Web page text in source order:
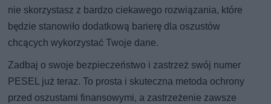
nie skorzystasz z bardzo ciekawego rozwiązania, które
będzie stanowiło dodatkową barierę dla oszustów
chcących wykorzystać Twoje dane.
Zadbaj o swoje bezpieczeństwo i zastrzeż swój numer
PESEL już teraz. To prosta i skuteczna metoda ochrony
przed oszustami finansowymi, a zastrzeżenie zawsze